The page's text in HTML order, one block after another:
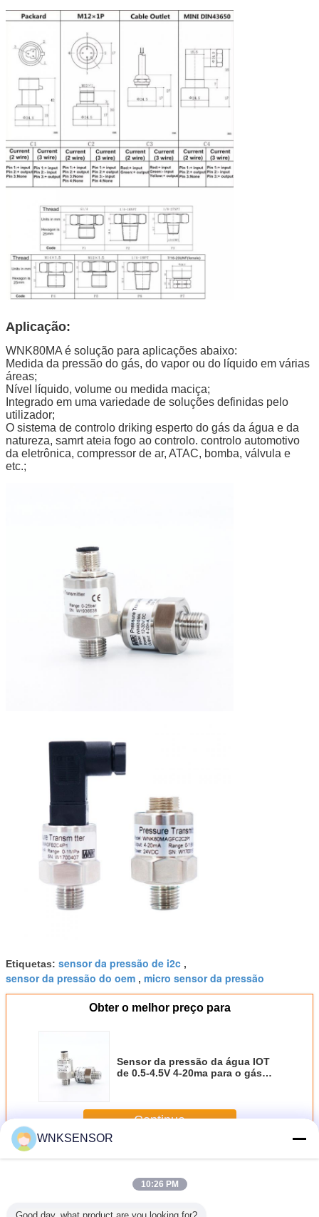
Aplicação:
WNK80MA é solução para aplicações abaixo:
Medida da pressão do gás, do vapor ou do líquido em várias
áreas;
Nível líquido, volume ou medida maciça;
Integrado em uma variedade de soluções definidas pelo
utilizador;
O sistema de controlo driking esperto do gás da água e da
natureza, samrt ateia fogo ao controlo. controlo automotivo
da eletrônica, compressor de ar, ATAC, bomba, válvula e
etc.;
Etiquetas: sensor da pressão de i2c ,
sensor da pressão do oem , micro sensor da pressão
Obter o melhor preço para
Sensor da pressão da água IOT
de 0.5-4.5V 4-20ma para o gás
Continue
MaisSensor da pressão de IOT
WNKSENSOR
10:26 PM